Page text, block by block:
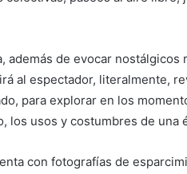
además de evocar
al espectador, literalmente,
para explorar en los
los usos y costumbres de una
con fotografías de